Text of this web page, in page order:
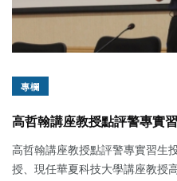
專欄
高哲翰講座教授點評警專實
高哲翰講座教授點評警專實習生
授、現任華夏科技大學講座教授